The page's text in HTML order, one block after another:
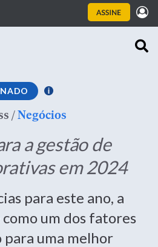
/Negócios
a gestão de
em 2024
para este ano, a
um dos fatores
uma melhor